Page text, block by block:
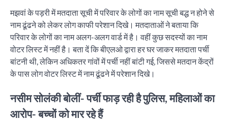
मझवां के पड़री में मतदाता सूची में परिवार के लोगों का नाम सूची बद्ध न होने से
नाम ढूंढने को लेकर लोग काफी परेशान दिखे। मतदाताओं ने बताया कि
परिवार के लोगों का नाम अलग-अलग वार्ड में है। वहीं कुछ सदस्यों का नाम
वोटर लिस्ट में नहीं है। बता दें कि बीएलओ द्वारा हर घर जाकर मतदाता पर्ची
बांटनी थी, लेकिन अधिकतर गांवों में पर्ची नहीं बांटी गई, जिससे मतदान केंद्रों
के पास लोग वोटर लिस्ट में नाम ढूंढने में परेशान दिखे।
नसीम सोलंकी बोलीं- पर्ची फाड़ रही है पुलिस, महिलाओं का
आरोप- बच्चों को मार रहे हैं